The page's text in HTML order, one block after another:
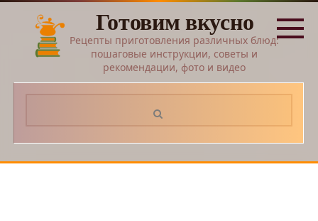
Перейти
контенту
Готовим вкусно
Рецепты приготовления различных блюд:
пошаговые инструкции, советы и
рекомендации, фото и видео